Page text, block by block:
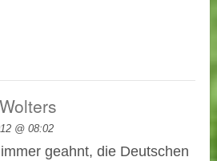
@ 08:02
geahnt, die Deutschen